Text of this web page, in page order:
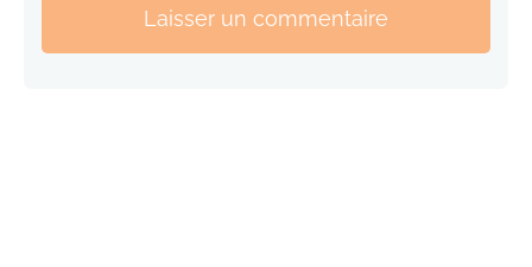
Laisser un commentaire